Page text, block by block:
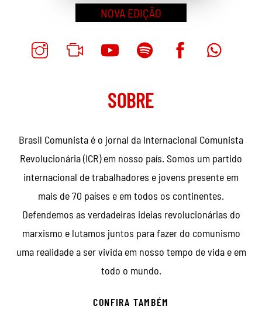
NOVA EDIÇÃO
SOBRE
Brasil Comunista é o jornal da Internacional Comunista
Revolucionária (ICR) em nosso país. Somos um partido
internacional de trabalhadores e jovens presente em
mais de 70 países e em todos os continentes.
Defendemos as verdadeiras ideias revolucionárias do
marxismo e lutamos juntos para fazer do comunismo
uma realidade a ser vivida em nosso tempo de vida e em
todo o mundo.
CONFIRA TAMBÉM